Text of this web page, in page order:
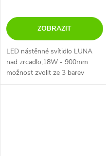
ZOBRAZIT
LED nástěnné svítidlo LUNA
nad zrcadlo,18W - 900mm
možnost zvolit ze 3 barev
(chrom, matná bílá, černá)